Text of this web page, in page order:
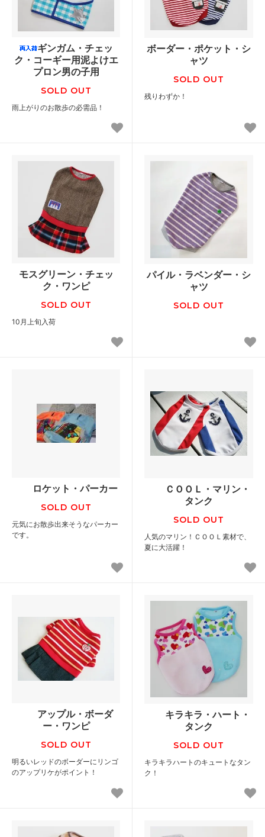
ギンガム・チェッ
ク・コーギー用泥よけエ
プロン男の子用
SOLD OUT
雨上がりのお散歩の必需品！
ボーダー・ポケット・シ
ャツ
SOLD OUT
残りわずか！
モスグリーン・チェッ
ク・ワンピ
SOLD OUT
10月上旬入荷
パイル・ラベンダー・シ
ャツ
SOLD OUT
ロケット・パーカー
SOLD OUT
元気にお散歩出来そうなパーカー
です。
ＣＯＯＬ・マリン・
タンク
SOLD OUT
人気のマリン！ＣＯＯＬ素材で、
夏に大活躍！
アップル・ボーダ
ー・ワンピ
SOLD OUT
明るいレッドのボーダーにリンゴ
のアップリケがポイント！
キラキラ・ハート・
タンク
SOLD OUT
キラキラハートのキュートなタン
ク！